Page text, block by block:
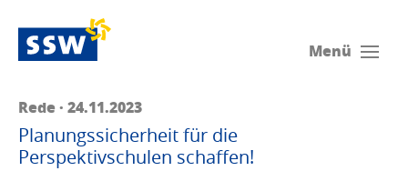
Menü
Rede · 24.11.2023
Planungssicherheit für die
Perspektivschulen schaffen!